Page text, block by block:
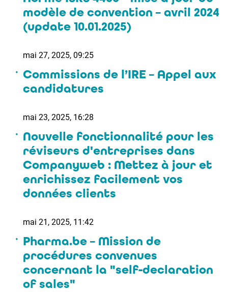
modèle de convention – avril 2024
(update 10.01.2025)
mai 27, 2025, 09:25
Commissions de l’IRE – Appel aux
candidatures
mai 23, 2025, 16:28
Nouvelle fonctionnalité pour les
réviseurs d'entreprises dans
Companyweb : Mettez à jour et
enrichissez facilement vos
données clients
mai 21, 2025, 11:42
Pharma.be – Mission de
procédures convenues
concernant la "self-declaration
of sales"